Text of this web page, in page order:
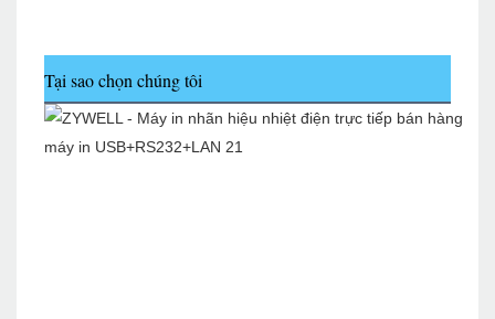
Tại sao chọn chúng tôi